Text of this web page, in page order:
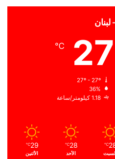
27
℃
36%
1.18 كيلومتر/ساعة
℃
28
℃
الأحد
29
℃
الأثنين